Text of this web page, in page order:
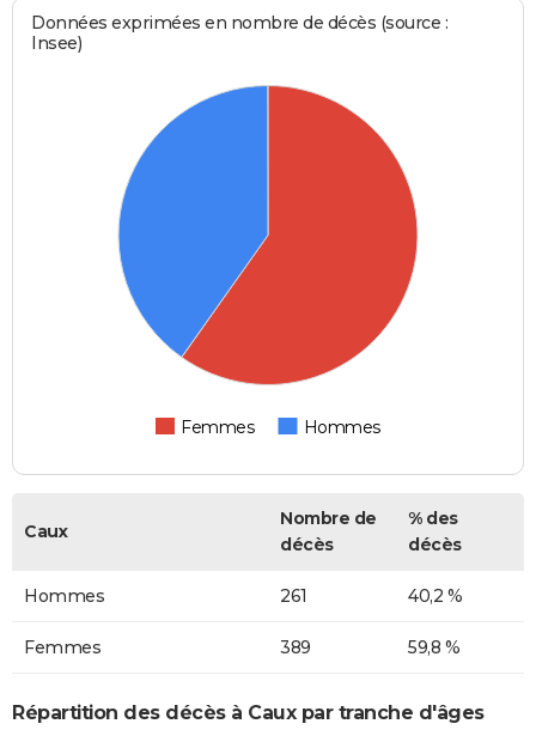
Données exprimées en nombre de décès (source :
Insee)
Femmes Hommes
Caux
Nombre de
décès
% des
décès
Hommes 261 40,2 %
Femmes 389 59,8 %
Répartition des décès à Caux par tranche d'âges